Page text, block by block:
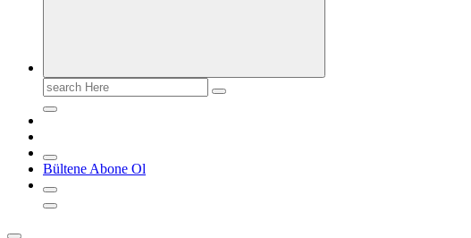
Search
for:
Bültene Abone Ol